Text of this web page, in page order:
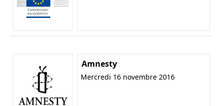
Amnesty
Mercredi 16 novembre 2016